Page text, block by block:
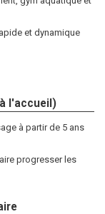
et dynamique
l'accueil)
à partir de 5 ans
progresser les